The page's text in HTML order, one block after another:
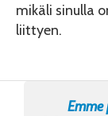
mikäli sinulla
liittyen.
Emme